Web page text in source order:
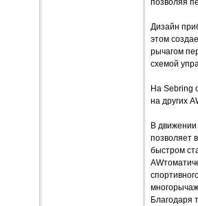
позволяя
Дизайн
этом
рычагом
схемой
На Sebring
на других
В
позволяет
быстром
Благодаря